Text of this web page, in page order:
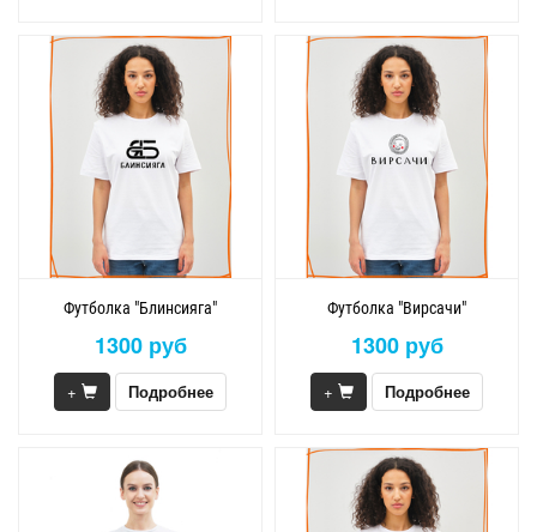
Футболка "Блинсияга"
1300 руб
+ Подробнее
Футболка "Вирсачи"
1300 руб
+ Подробнее